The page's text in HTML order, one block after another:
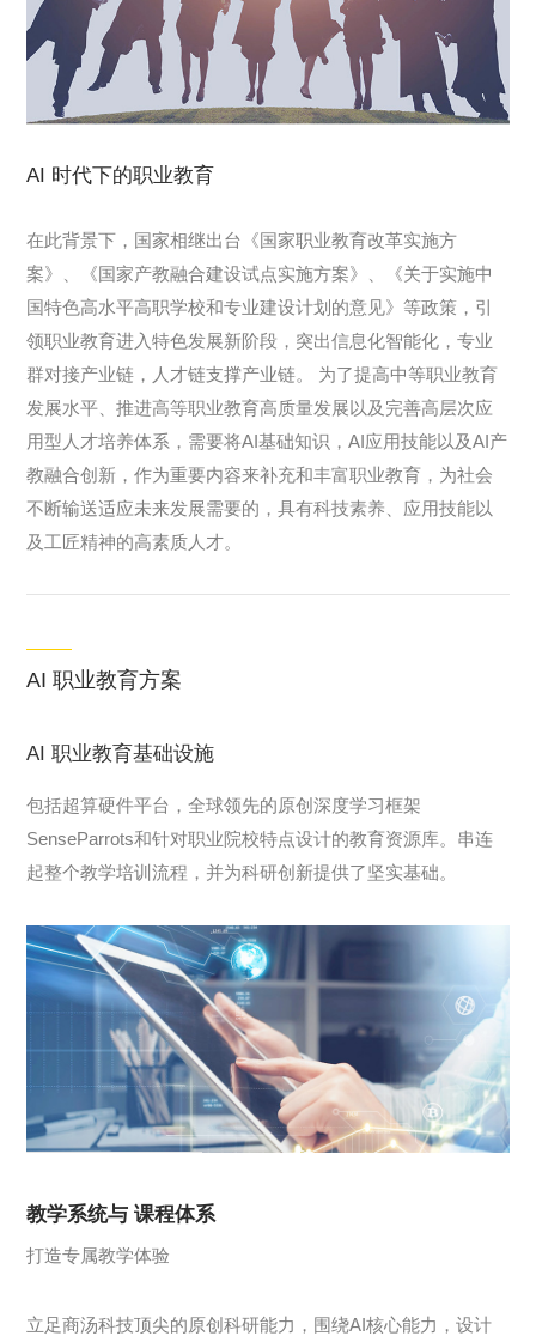
AI 时代下的职业教育
在此背景下，国家相继出台《国家职业教育改革实施方
案》、《国家产教融合建设试点实施方案》、《关于实施中
国特色高水平高职学校和专业建设计划的意见》等政策，引
领职业教育进入特色发展新阶段，突出信息化智能化，专业
群对接产业链，人才链支撑产业链。 为了提高中等职业教育
发展水平、推进高等职业教育高质量发展以及完善高层次应
用型人才培养体系，需要将AI基础知识，AI应用技能以及AI产
教融合创新，作为重要内容来补充和丰富职业教育，为社会
不断输送适应未来发展需要的，具有科技素养、应用技能以
及工匠精神的高素质人才。
AI 职业教育方案
AI 职业教育基础设施
包括超算硬件平台，全球领先的原创深度学习框架
SenseParrots和针对职业院校特点设计的教育资源库。串连
起整个教学培训流程，并为科研创新提供了坚实基础。
教学系统与 课程体系
打造专属教学体验
立足商汤科技顶尖的原创科研能力，围绕AI核心能力，设计